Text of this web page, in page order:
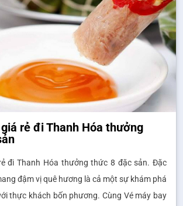
rẻ đi Thanh Hóa thưởng
đi Thanh Hóa thưởng thức 8 đặc sản. Đặc
đậm vị quê hương là cả một sự khám phá
thực khách bốn phương. Cùng Vé máy bay